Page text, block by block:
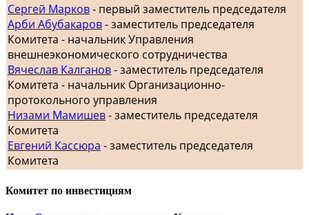
Сергей Марков- первый заместитель председателя
Арби Абубакаров- заместитель председателя
Комитета - начальник Управления
внешнеэкономического сотрудничества
Вячеслав Калганов- заместитель председателя
Комитета - начальник Организационно-
протокольного управления
Низами Мамишев- заместитель председателя
Комитета
Евгений Кассюра - заместитель председателя
Комитета
Комитет по инвестициям